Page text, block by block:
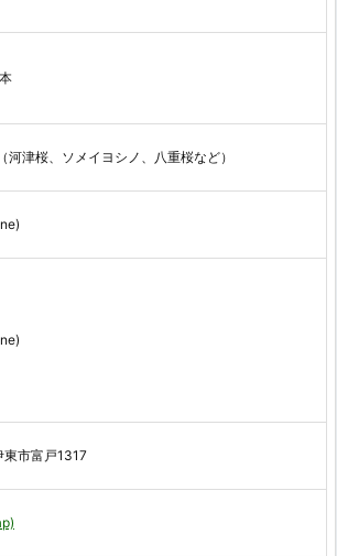
河津桜、ソメイヨシノ、八重桜など）
東市富戸1317